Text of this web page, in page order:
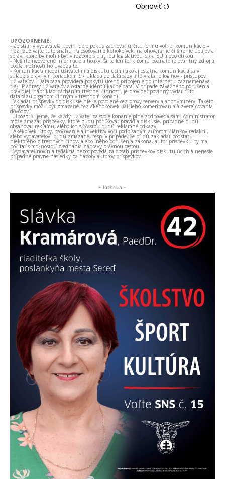
Obnoviť ⭯
UPOZORNENIE:
- Zo strany vydavateľa novín ide o pokus zachovať určitú formu voľnej komunikácie –
nezneužívajte túto snahu na osočovanie kohokoľvek, na ohováranie či šírenie údajov a
správ, ktoré by mohli byť v rozpore s platnou legislatívou SR a EÚ alebo etikou.
- Nešírte neoverené informácie a hoaxy. Šírte len to, k čomu poznáte relevantný zdroj a
podľa možnosti ho uvádzajte.
- Komunikácia medzi užívateľmi a diskutujúcimi ako aj ostatná komunikácia sa v
súlade s právnym poriadkom SR ukladá do databázy a to vrátane loginov - prístupov
užívateľov . Databáza providera poskytujúceho pripojenie do internetu zaznamenáva
tiež IP adresy užívateľov a ostatné identifikačné dáta. V prípade závažného porušenia
pravidiel, napríklad páchaním trestnej činnosti, je provider povinný vydať túto
databázu orgánom činným v trestnom konaní.
- Vkladať príspevky do diskusie nie je povolené cez proxy servery a anonymizéry. Takéto
príspevky môžu byť zmazané bez akéhokoľvek ďalšieho komentovania a zverejňovania
dôvodov.
- Upozorňujeme, že každý užívateľ za svoje konanie plne zodpovedá sám. Administrátor
môže zmazať príspevky, ktoré budú porušovať pravidlá diskusie, prípadne budú
obsahovať reklamu, alebo ich súčasťou budú reklamné odkazy.
- Akékoľvek útoky, osočovanie a invektívy voči podpísaným autorom článkov redakcii,
alebo vydavateľovi budú zmazané, resp. v prípade, že budú zakladať podstatu
niektorého z trestných činov, alebo iného porušenia zákona, autor príspevku by mal
počítať s možnosťou zjednania nápravy právnou cestou.
- Vydavateľ novín a redakcia nezodpovedá za obsah príspevkov diskutujúcich a nenesie
prípadné právne následky za názory autorov príspevkov.
- Inzercia -